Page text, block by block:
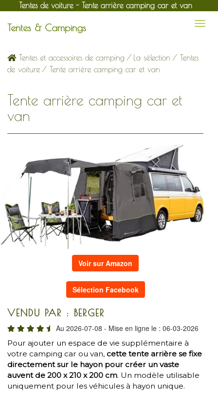
Tentes de voiture - Tente arrière camping car et van
Tentes & Campings
Tentes et accessoires de camping / La sélection / Tentes
de voiture / Tente arrière camping car et van
Tente arrière camping car et
van
Voir sur Amazon
Sélection Facebook
VENDU PAR : BERGER
Au 2026-07-08 - Mise en ligne le : 06-03-2026
Pour ajouter un espace de vie supplémentaire à
votre camping car ou van, cette tente arrière se fixe
directement sur le hayon pour créer un vaste
auvent de 200 x 210 x 200 cm. Un modèle utilisable
uniquement pour les véhicules à hayon unique.